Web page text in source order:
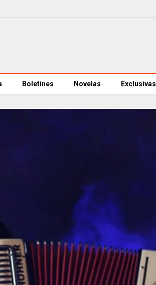
Boletines Novelas Exclusivas